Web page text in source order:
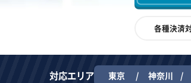
各種決済
対応エリア 東京 神奈川